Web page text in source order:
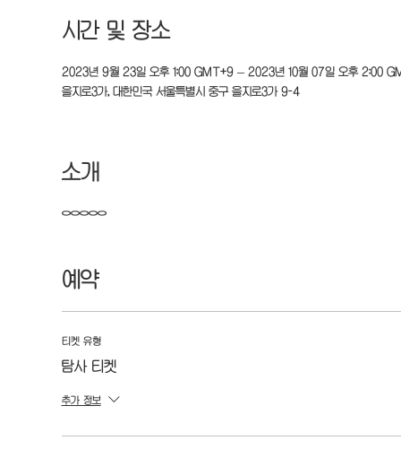
시간 및 장소
2023년 9월 23일 오후 1:00 GMT+9 – 2023년 10월 07일 오후 2:00
을지로3가, 대한민국 서울특별시 중구 을지로3가 9-4
소개
ㅇㅇㅇㅇㅇ
예약
티켓 유형
탐사 티켓
추가 정보